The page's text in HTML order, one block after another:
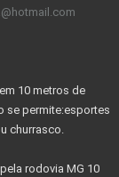
10 metros de
se permite:esportes
churrasco.
rodovia MG 10